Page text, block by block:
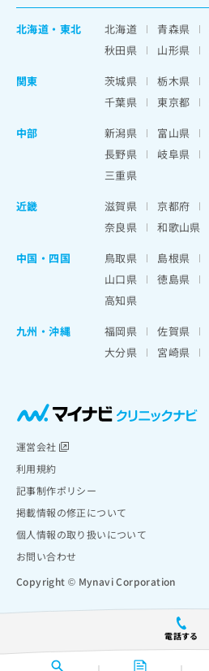
電話する
北海道 ・ 東北 北海道 青森県
秋田県
山形県
関東
茨城県 栃木県
千葉県
東京都
中部
新潟県 富山県
長野県
岐阜県
三重県
近畿
滋賀県 京都府
奈良県
和歌山県
中国・四国
鳥取県 島根県
山口県
徳島県
高知県
九州・沖縄
福岡県 佐賀県
大分県
宮崎県
運営会社
利用規約
記事制作ポリシー
掲載情報の修正について
個人情報の取り扱いについて
お問い合わせ
Copyright © Mynavi Corporation